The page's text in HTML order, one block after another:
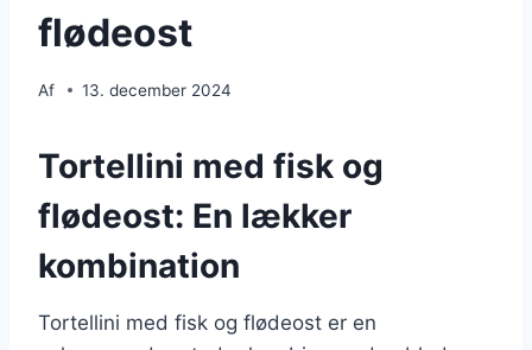
flødeost
Af 13. december 2024
Tortellini med fisk og
flødeost: En lækker
kombination
Tortellini med fisk og flødeost er en